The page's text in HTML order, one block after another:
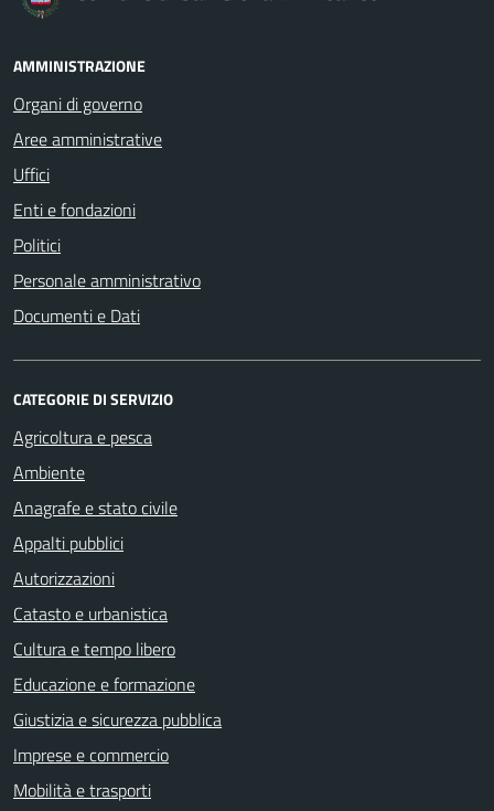
AMMINISTRAZIONE
Organi di governo
Aree amministrative
Uffici
Enti e fondazioni
Politici
Personale amministrativo
Documenti e Dati
CATEGORIE DI SERVIZIO
Agricoltura e pesca
Ambiente
Anagrafe e stato civile
Appalti pubblici
Autorizzazioni
Catasto e urbanistica
Cultura e tempo libero
Educazione e formazione
Giustizia e sicurezza pubblica
Imprese e commercio
Mobilità e trasporti